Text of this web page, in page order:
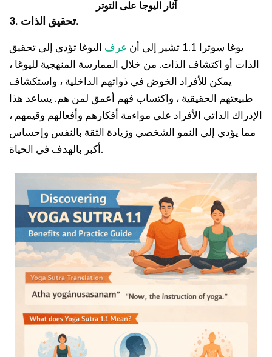
آثار اليوجا على التوتر
3. تحقيق الذات.
يوغا سوترا 1.1 تشير إلى أن عرف اليوغا تؤدي إلى تحقيق
الذات أو اكتشاف الذات. من خلال الممارسة المنهجية لليوغا ،
يمكن للأفراد الخوض في ذواتهم الداخلية ، واستكشاف
طبيعتهم الحقيقية ، واكتساب فهم أعمق لمن هم. يساعد هذا
الإدراك الذاتي الأفراد على مواءمة أفكارهم وأفعالهم وقيمهم ،
مما يؤدي إلى النمو الشخصي وزيادة الثقة بالنفس وإحساس
أكبر بالهدف في الحياة.